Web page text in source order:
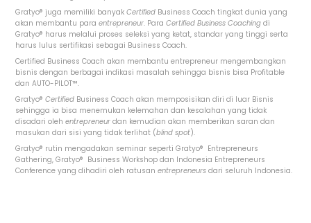
Gratyo® juga memiliki banyakCertified Business Coach tingkat dunia yang
akan membantu paraentrepreneur. ParaCertified Business Coaching di
Gratyo® harus melalui proses seleksi yang ketat, standar yang tinggi serta
harus lulus sertifikasi sebagai Business Coach.
Certified Business Coach akan membantuentrepreneur mengembangkan
bisnis dengan berbagai indikasi masalah sehingga bisnis bisa Profitable
dan AUTO-PILOT™.
Gratyo® Certified Business Coach akan memposisikan diri di luar Bisnis
sehingga ia bisa menemukan kelemahan dan kesalahan yang tidak
disadari olehentrepreneur dan kemudian akan memberikan saran dan
masukan dari sisi yang tidak terlihat (blind spot).
Gratyo® rutin mengadakan seminar sepertiGratyo® Entrepreneurs
Gathering,Gratyo® Business Workshop dan Indonesia Entrepreneurs
Conference yang dihadiri oleh ratusanentrepreneurs dari seluruh Indonesia.